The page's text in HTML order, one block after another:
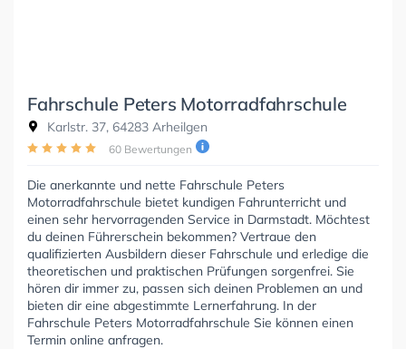
Fahrschule Peters Motorradfahrschule
Karlstr. 37, 64283 Arheilgen
60 Bewertungen
Die anerkannte und nette Fahrschule Peters
Motorradfahrschule bietet kundigen Fahrunterricht und
einen sehr hervorragenden Service in Darmstadt. Möchtest
du deinen Führerschein bekommen? Vertraue den
qualifizierten Ausbildern dieser Fahrschule und erledige die
theoretischen und praktischen Prüfungen sorgenfrei. Sie
hören dir immer zu, passen sich deinen Problemen an und
bieten dir eine abgestimmte Lernerfahrung. In der
Fahrschule Peters Motorradfahrschule Sie können einen
Termin online anfragen.